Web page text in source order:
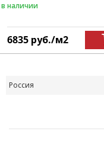
в наличии
6835 руб./м2
Россия